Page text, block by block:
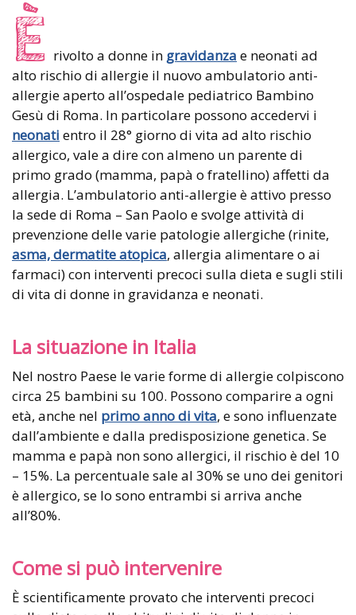
È rivolto a donne in gravidanza e neonati ad
alto rischio di allergie il nuovo ambulatorio anti-
allergie aperto all’ospedale pediatrico Bambino
Gesù di Roma. In particolare possono accedervi i
neonati entro il 28° giorno di vita ad alto rischio
allergico, vale a dire con almeno un parente di
primo grado (mamma, papà o fratellino) affetti da
allergia. L’ambulatorio anti-allergie è attivo presso
la sede di Roma – San Paolo e svolge attività di
prevenzione delle varie patologie allergiche (rinite,
asma,dermatite atopica, allergia alimentare o ai
farmaci) con interventi precoci sulla dieta e sugli stili
di vita di donne in gravidanza e neonati.
La situazione in Italia
Nel nostro Paese le varie forme di allergie colpiscono
circa 25 bambini su 100. Possono comparire a ogni
età, anche nel primo anno di vita, e sono influenzate
dall’ambiente e dalla predisposizione genetica. Se
mamma e papà non sono allergici, il rischio è del 10
– 15%. La percentuale sale al 30% se uno dei genitori
è allergico, se lo sono entrambi si arriva anche
all’80%.
Come si può intervenire
È scientificamente provato che interventi precoci